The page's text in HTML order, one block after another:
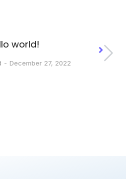
world!
December 27, 2022